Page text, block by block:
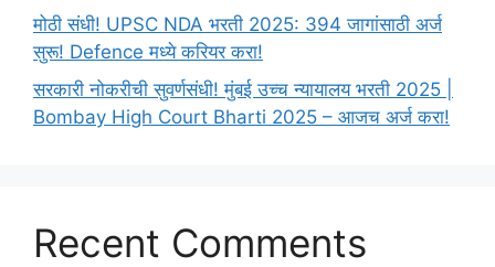
मोठी संधी! UPSC NDA भरती 2025: 394 जागांसाठी अर्ज
सुरू! Defence मध्ये करियर करा!
सरकारी नोकरीची सुवर्णसंधी! मुंबई उच्च न्यायालय भरती 2025 |
Bombay High Court Bharti 2025 – आजच अर्ज करा!
Recent Comments